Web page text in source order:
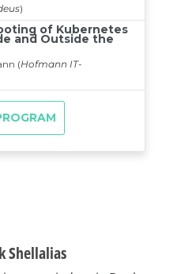
Shellalias